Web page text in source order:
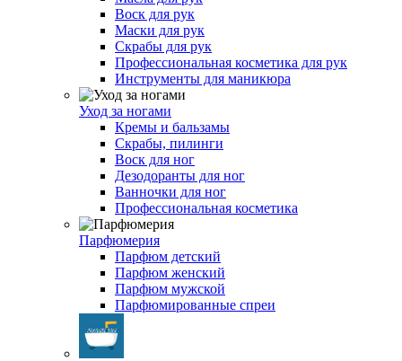
Воск для рук
Маски для рук
Скрабы для рук
Профессиональная косметика для рук
Инструменты для маникюра
Уход за ногами
Кремы и бальзамы
Скрабы, пилинги
Воск для ног
Дезодоранты для ног
Ванночки для ног
Профессиональная косметика
Парфюмерия
Парфюм детский
Парфюм женский
Парфюм мужской
Парфюмированные спреи